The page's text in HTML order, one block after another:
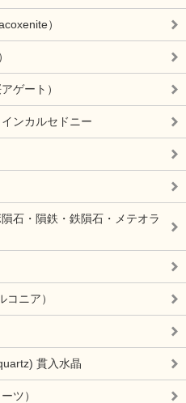
）
ゲート）
ンカルセドニー
石・隕鉄・鉄隕石・メテオラ
ニア）
貫入水晶
ツ）